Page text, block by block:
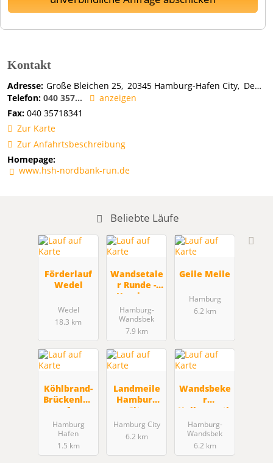
Kontakt
Adresse: Große Bleichen 25 20345 Hamburg-Hafen City Deutschland
Telefon: 040 357...
anzeigen
Fax: 040 35718341
Zur Karte
Zur Anfahrtsbeschreibung
Homepage:
www.hsh-nordbank-run.de
Beliebte Läufe
Förderlauf
Wedel
Wedel
18.3 km
Wandsetale
r Runde -
Hamburg
Wandsbek
(HH)
Hamburg-
Wandsbek
7.9 km
Geile Meile
Hamburg
6.2 km
Köhlbrand-
Brückenlau
f
Hamburg
Hafen
1.5 km
Landmeile
Hamburg
City
Hamburg City
6.2 km
Wandsbeke
r
Halbmarath
on
Hamburg-
Wandsbek
6.2 km